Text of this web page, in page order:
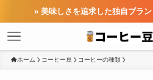
» 美味しさを追求した独自ブラ
ホーム コーヒー豆 コーヒーの種類